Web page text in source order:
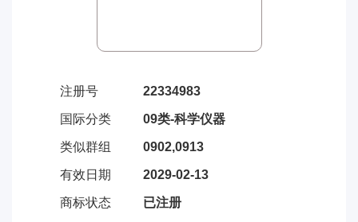
注册号 22334983
国际分类 09类-科学仪器
类似群组 0902,0913
有效日期 2029-02-13
商标状态 已注册